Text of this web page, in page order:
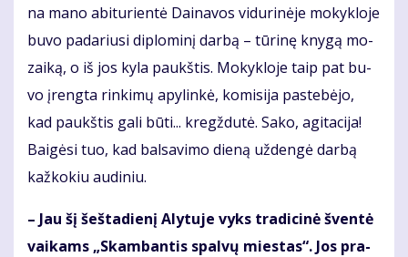
na ma­no abi­tu­rien­tė Dai­na­vos vi­du­ri­nė­je mo­kyk­lo­je
bu­vo pa­da­riu­si di­plo­mi­nį dar­bą – tū­ri­nę kny­gą mo­
zai­ką, o iš jos ky­la paukš­tis. Mo­kyk­lo­je taip pat bu­
vo įreng­ta rin­ki­mų apy­lin­kė, ko­mi­si­ja pa­ste­bė­jo,
kad paukš­tis ga­li bū­ti... kregž­du­tė. Sa­ko, agi­ta­ci­ja!
Bai­gė­si tuo, kad bal­sa­vi­mo die­ną už­den­gė dar­bą
kaž­ko­kiu au­di­niu.
– Jau šį šeš­ta­die­nį Aly­tu­je vyks tra­di­ci­nė šven­tė
vai­kams „Skam­ban­tis spal­vų mies­tas“. Jos pra­